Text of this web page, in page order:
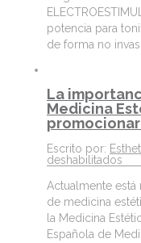
potencia para
de forma no
La
Medicina
Escrito por:
deshabilitados
Actualmente
de medicina
la Medicina
Española de